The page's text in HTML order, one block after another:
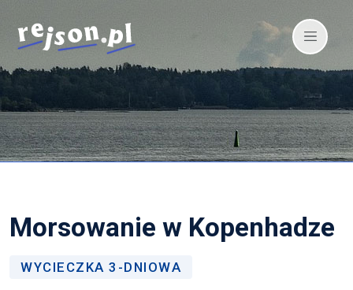
Morsowanie w Kopenhadze
WYCIECZKA 3-DNIOWA